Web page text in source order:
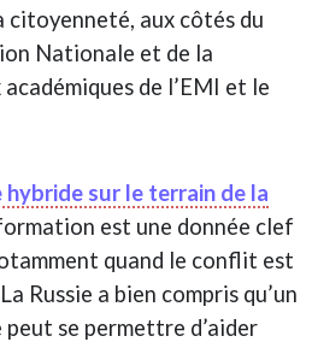
citoyenneté, aux côtés du
Nationale et de la
académiques de l’EMI et le
hybride sur le terrain de la
est une donnée clef
quand le conflit est
Russie a bien compris qu’un
se permettre d’aider